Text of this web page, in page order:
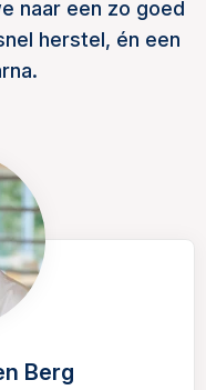
naar een zo goed
herstel, én een
Berg